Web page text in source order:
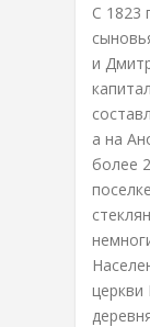
С 1823
и
а на
более